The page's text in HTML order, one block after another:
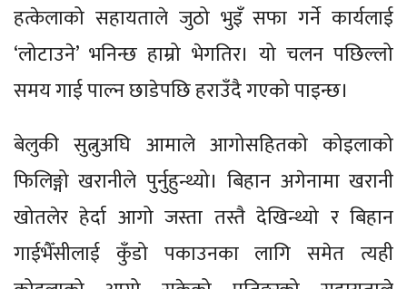
हत्केलाको सहायताले जुठो भुइँ सफा गर्ने कार्यलाई
‘लोटाउने’ भनिन्छ हाम्रो भेगतिर। यो चलन पछिल्लो
समय गाई पाल्न छाडेपछि हराउँदै गएको पाइन्छ।
बेलुकी सुत्नुअघि आमाले आगोसहितको कोइलाको
फिलिङ्गो खरानीले पुर्नुहुन्थ्यो। बिहान अगेनामा खरानी
खोतलेर हेर्दा आगो जस्ता तस्तै देखिन्थ्यो र बिहान
गाईभैँसीलाई कुँडो पकाउनका लागि समेत त्यही